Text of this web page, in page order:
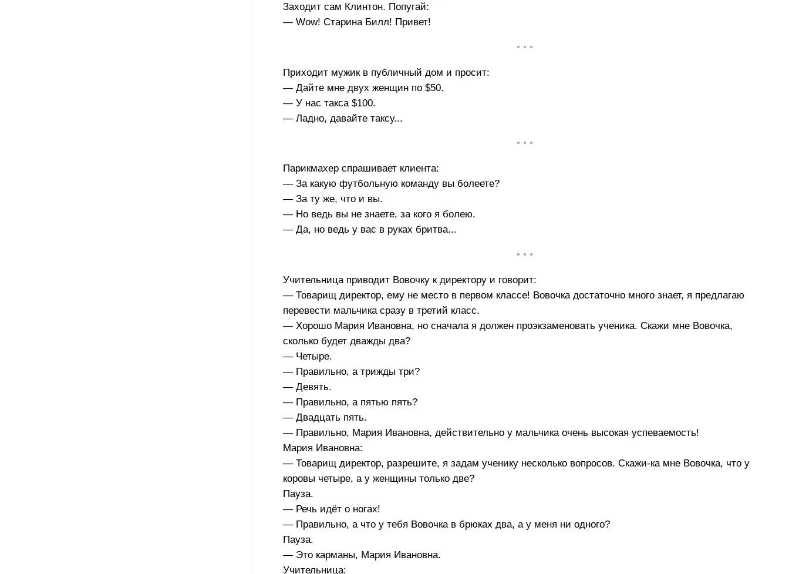
Заходит сам Клинтон. Попугай:
— Wow! Старина Билл! Привет!
• • •
Приходит мужик в публичный дом и просит:
— Дайте мне двух женщин по $50.
— У нас такса $100.
— Ладно, давайте таксу...
• • •
Парикмахер спрашивает клиента:
— За какую футбольную команду вы болеете?
— За ту же, что и вы.
— Но ведь вы не знаете, за кого я болею.
— Да, но ведь у вас в руках бритва...
• • •
Учительница приводит Вовочку к директору и говорит:
— Товарищ директор, ему не место в первом классе! Вовочка достаточно много знает, я предлагаю
перевести мальчика сразу в третий класс.
— Хорошо Мария Ивановна, но сначала я должен проэкзаменовать ученика. Скажи мне Вовочка,
сколько будет дважды два?
— Четыре.
— Правильно, а трижды три?
— Девять.
— Правильно, а пятью пять?
— Двадцать пять.
— Правильно, Мария Ивановна, действительно у мальчика очень высокая успеваемость!
Мария Ивановна:
— Товарищ директор, разрешите, я задам ученику несколько вопросов. Скажи-ка мне Вовочка, что у
коровы четыре, а у женщины только две?
Пауза.
— Речь идёт о ногах!
— Правильно, а что у тебя Вовочка в брюках два, а у меня ни одного?
Пауза.
— Это карманы, Мария Ивановна.
Учительница: